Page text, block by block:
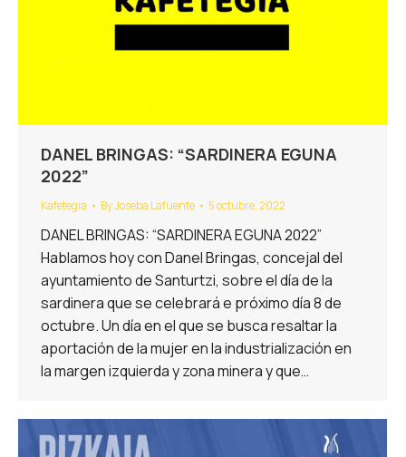
DANEL BRINGAS: “SARDINERA EGUNA
2022”
Kafetegia ByJoseba Lafuente 5 octubre, 2022
DANEL BRINGAS: “SARDINERA EGUNA 2022”
Hablamos hoy con Danel Bringas, concejal del
ayuntamiento de Santurtzi, sobre el día de la
sardinera que se celebrará e próximo día 8 de
octubre. Un día en el que se busca resaltar la
aportación de la mujer en la industrialización en
la margen izquierda y zona minera y que…